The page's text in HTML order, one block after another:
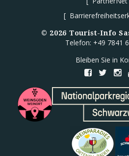
© 2026 Tourist-Info
Telefon: +49 7841
Bleiben Sie in